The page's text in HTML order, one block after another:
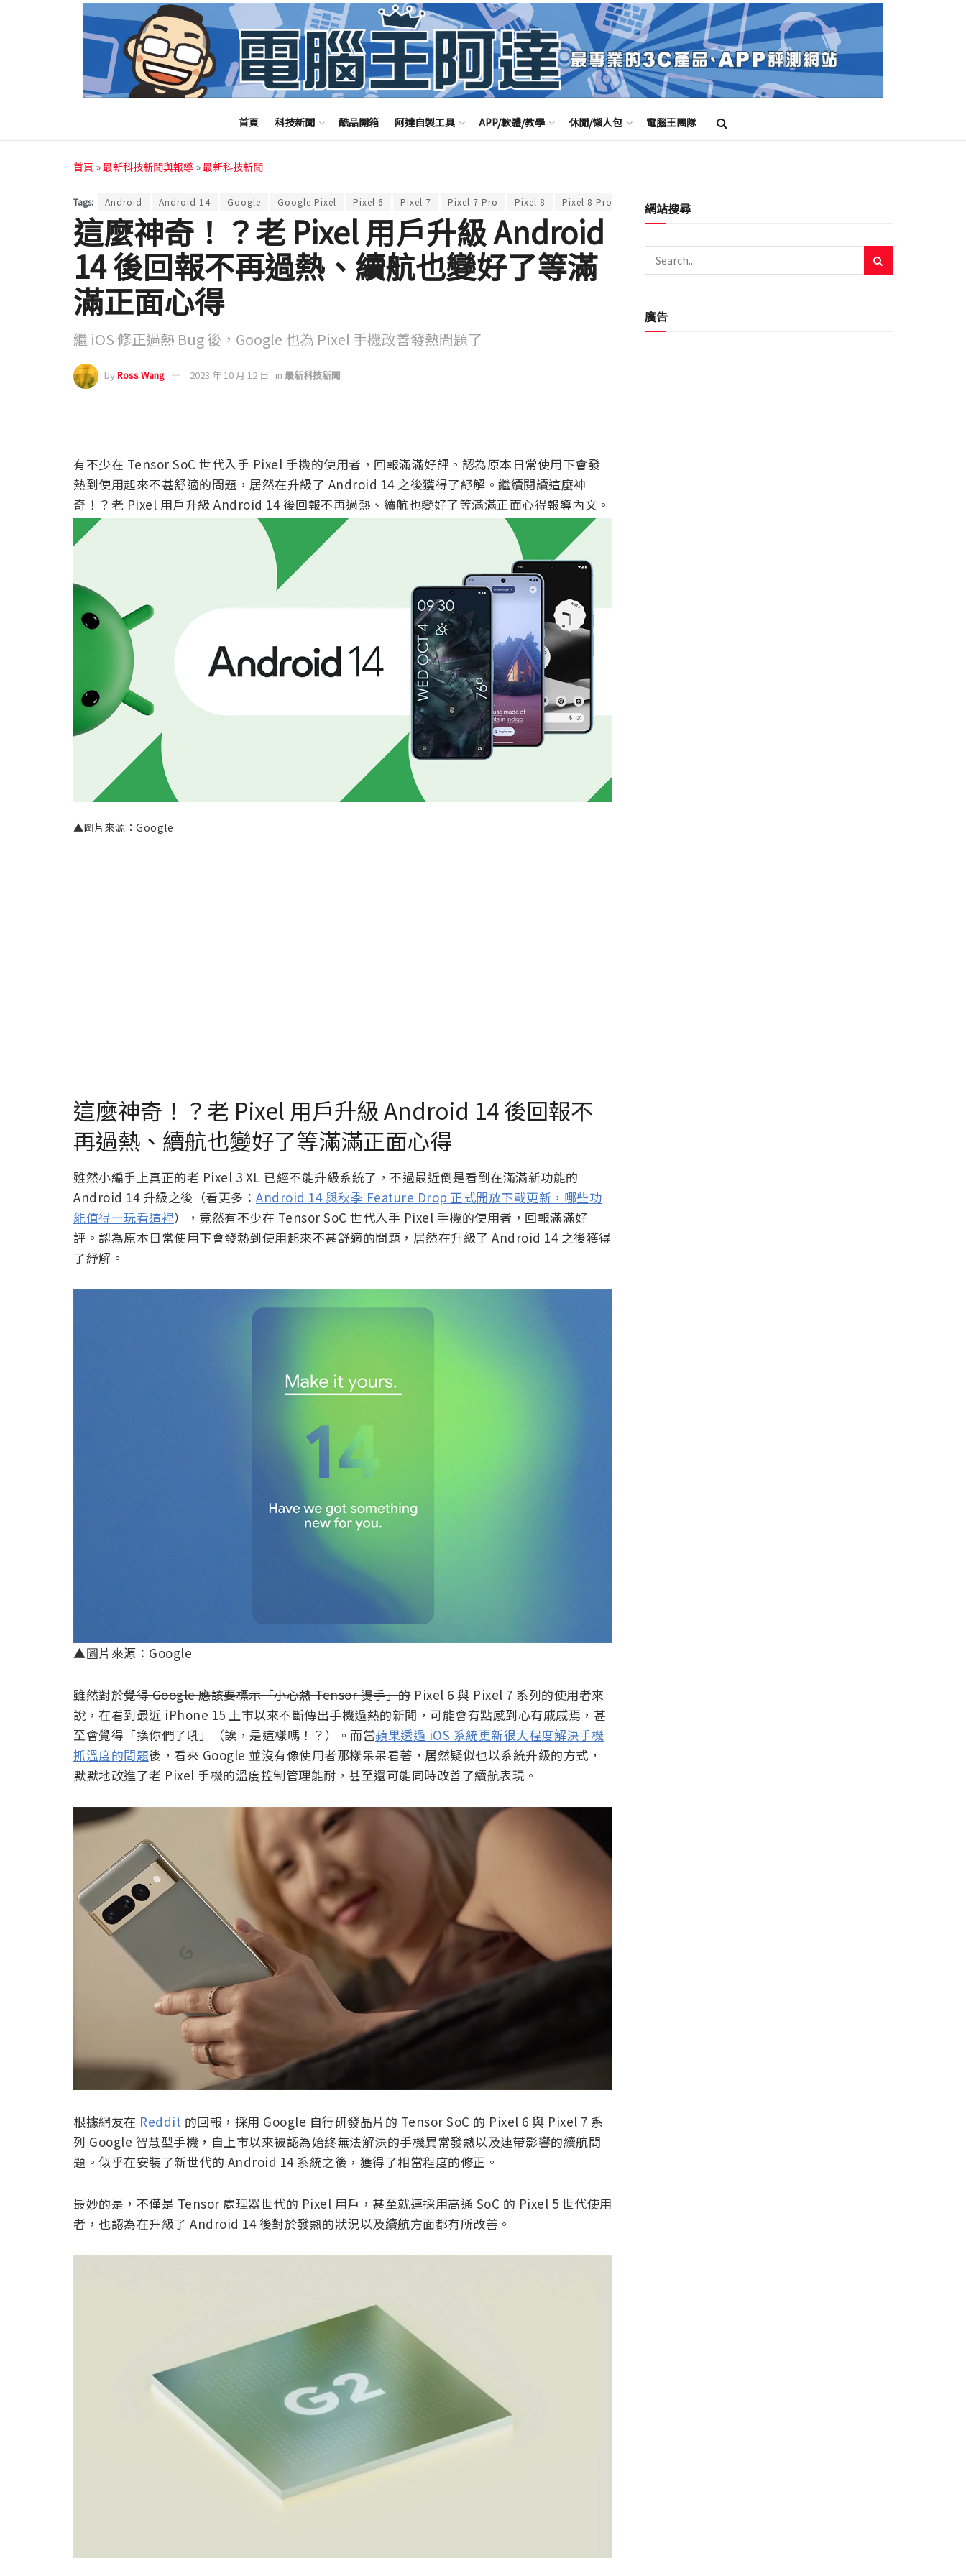
首頁 科技新聞 酷品開箱 阿達自製工具 APP/軟體/教學 休閒/懶人包 電腦王團隊
首頁 »最新科技新聞與報導 »最新科技新聞
Tags: Android Android 14 Google Google Pixel Pixel 6 Pixel 7 Pixel 7 Pro Pixel 8 Pixel 8 Pro 升級 智慧型手機
這麼神奇！？老 Pixel 用戶升級 Android
14 後回報不再過熱、續航也變好了等滿
滿正面心得
繼 iOS 修正過熱 Bug 後，Google 也為 Pixel 手機改善發熱問題了
byRoss Wang 2023 年 10 月 12 日 in 最新科技新聞
有不少在 Tensor SoC 世代入手 Pixel 手機的使用者，回報滿滿好評。認為原本日常使用下會發
熱到使用起來不甚舒適的問題，居然在升級了 Android 14 之後獲得了紓解。繼續閱讀這麼神
奇！？老 Pixel 用戶升級 Android 14 後回報不再過熱、續航也變好了等滿滿正面心得報導內文。
▲圖片來源：Google
這麼神奇！？老 Pixel 用戶升級 Android 14 後回報不
再過熱、續航也變好了等滿滿正面心得
雖然小編手上真正的老 Pixel 3 XL 已經不能升級系統了，不過最近倒是看到在滿滿新功能的
Android 14 升級之後（看更多： Android 14 與秋季 Feature Drop 正式開放下載更新，哪些功
能值得一玩看這裡），竟然有不少在 Tensor SoC 世代入手 Pixel 手機的使用者，回報滿滿好
評。認為原本日常使用下會發熱到使用起來不甚舒適的問題，居然在升級了 Android 14 之後獲得
了紓解。
▲圖片來源：Google
雖然對於覺得 Google 應該要標示「小心熱 Tensor 燙手」的Pixel 6 與 Pixel 7 系列的使用者來
說，在看到最近 iPhone 15 上市以來不斷傳出手機過熱的新聞，可能會有點感到心有戚戚焉，甚
至會覺得「換你們了吼」（誒，是這樣嗎！？）。而當蘋果透過 iOS 系統更新很大程度解決手機
抓溫度的問題後，看來 Google 並沒有像使用者那樣呆呆看著，居然疑似也以系統升級的方式，
默默地改進了老 Pixel 手機的溫度控制管理能耐，甚至還可能同時改善了續航表現。
根據網友在 Reddit 的回報，採用 Google 自行研發晶片的 Tensor SoC 的 Pixel 6 與 Pixel 7 系
列 Google 智慧型手機，自上市以來被認為始終無法解決的手機異常發熱以及連帶影響的續航問
題。似乎在安裝了新世代的 Android 14 系統之後，獲得了相當程度的修正。
最妙的是，不僅是 Tensor 處理器世代的 Pixel 用戶，甚至就連採用高通 SoC 的 Pixel 5 世代使用
者，也認為在升級了 Android 14 後對於發熱的狀況以及續航方面都有所改善。
網站搜尋
廣告